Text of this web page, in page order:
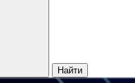
Найти